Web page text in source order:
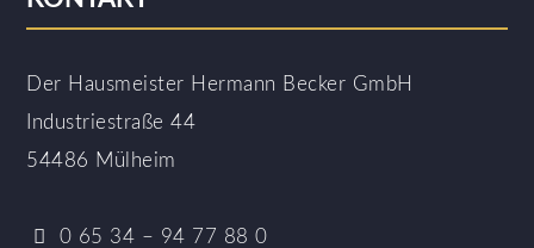
Der Hausmeister Hermann Becker GmbH
Industriestraße 44
54486 Mülheim
0 65 34 – 94 77 88 0